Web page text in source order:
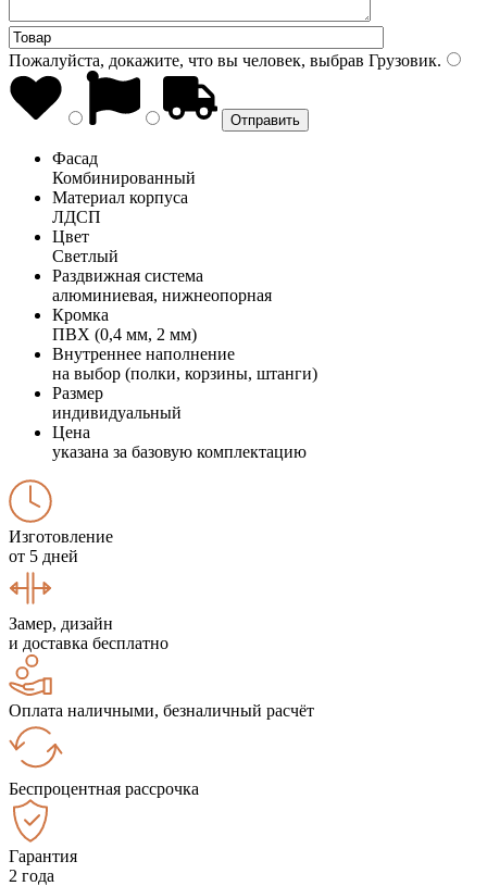
Пожалуйста, докажите, что вы человек, выбрав Грузовик.
Фасад
Комбинированный
Материал корпуса
ЛДСП
Цвет
Светлый
Раздвижная система
алюминиевая, нижнеопорная
Кромка
ПВХ (0,4 мм, 2 мм)
Внутреннее наполнение
на выбор (полки, корзины, штанги)
Размер
индивидуальный
Цена
указана за базовую комплектацию
Изготовление
от 5 дней
Замер, дизайн
и доставка бесплатно
Оплата наличными, безналичный расчёт
Беспроцентная рассрочка
Гарантия
2 года